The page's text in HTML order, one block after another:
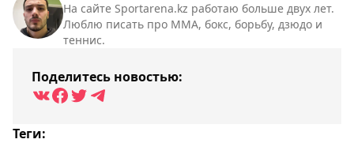
На сайте Sportarena.kz работаю больше двух лет.
Люблю писать про ММА, бокс, борьбу, дзюдо и
теннис.
Поделитесь новостью:
Теги: